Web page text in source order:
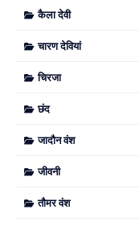
कैला देवी
चारण देवियां
चिरजा
छंद
जादौन वंश
जीवनी
तौमर वंश